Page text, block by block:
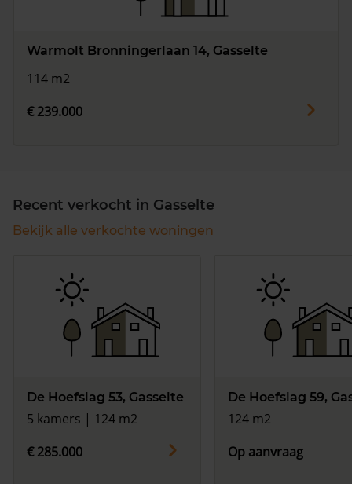
Warmolt Bronningerlaan 14, Gasselte
114 m2
€ 239.000
Recent verkocht in Gasselte
Bekijk alle verkochte woningen
De Hoefslag 53, Gasselte
5 kamers | 124 m2
€ 285.000
De Hoefslag 59,
124 m2
Op aanvraag